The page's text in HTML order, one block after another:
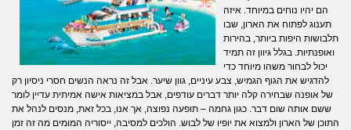
הם יהיו נוחים במיוחד. איזה
תענוג לפתוח את הארון, שבו
תלבושות היפות ביותר, בהירות
ואופנתיות. בגלל גיוון זה תמיד
יכול לבחור משהו מיוחד כדי
להדגיש את הגוף הגמיש, צבע עיניים, גוון שיער. אבל זה נראה הנשים חסרי ניסיון רק
של אופנה שבחירה קלה יותר דברים עודפים, אבל במציאות אישה אמיתית עדיין לומר
ששם אותה שום דבר. כגון גחמה – תופעה נפוצה, אך אנו, בכל זאת, מנסים לנהל את
התוכן של הארון ולמצוא את יופיו של לבוש. הולכים למסיבה, ייסוריה המומים מה זה זמן